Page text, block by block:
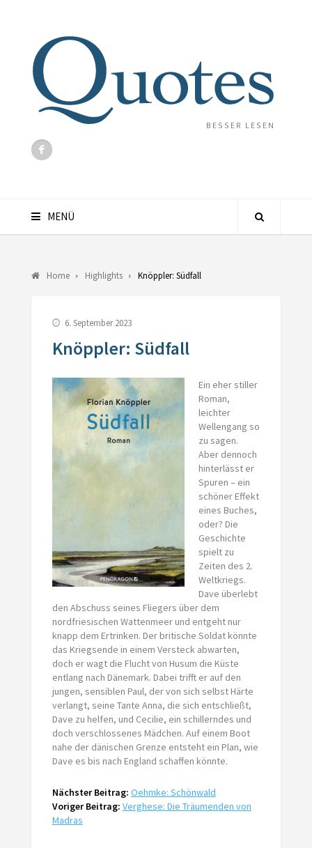
BESSER LESEN
MENÜ
Home Highlights Knöppler: Südfall
6. September 2023
Knöppler: Südfall
Ein eher stiller
Roman,
leichter
Wellengang so
zu sagen.
Aber dennoch
hinterlässt er
Spuren – ein
schöner Effekt
eines Buches,
oder? Die
Geschichte
spielt zu
Zeiten des 2.
Weltkriegs.
Dave überlebt
den Abschuss seines Fliegers über dem
nordfriesischen Wattenmeer und entgeht nur
knapp dem Ertrinken. Der britische Soldat könnte
das Kriegsende in einem Versteck abwarten,
doch er wagt die Flucht von Husum die Küste
entlang nach Dänemark. Dabei trifft er auf den
jungen, sensiblen Paul, der von sich selbst Härte
verlangt, seine Tante Anna, die sich entschließt,
Dave zu helfen, und Cecilie, ein schillerndes und
doch verschlossenes Mädchen. Auf einem Boot
nahe der dänischen Grenze entsteht ein Plan, wie
Dave es bis nach England schaffen könnte.
Nächster Beitrag: Oehmke: Schönwald
Voriger Beitrag: Verghese: Die Träumenden von
Madras